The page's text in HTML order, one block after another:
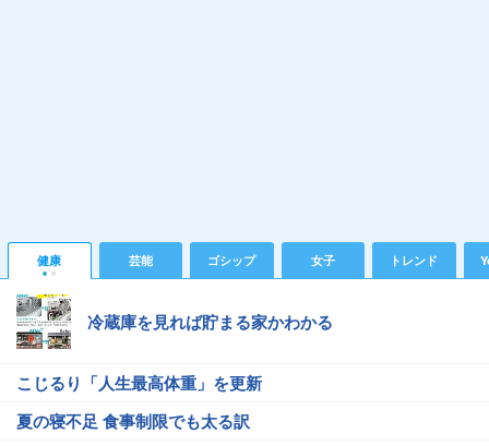
健康 芸能 ゴシップ 女子 トレンド
冷蔵庫を見れば貯まる家かわかる
こじるり「人生最高体重」を更新
夏の寝不足 食事制限でも太る訳